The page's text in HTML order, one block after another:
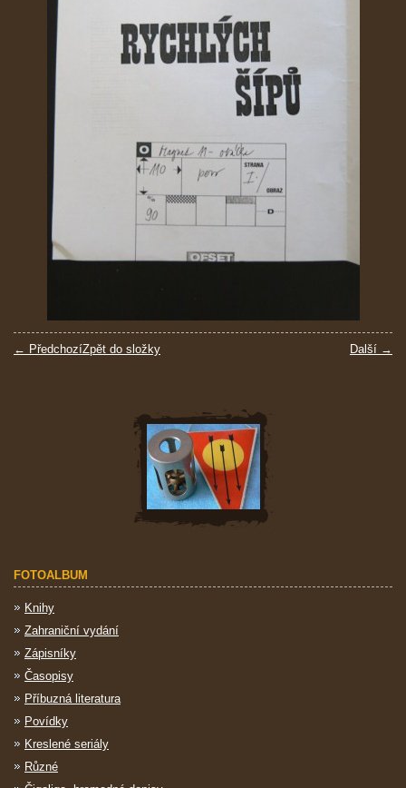
← Předchozí Další →
Zpět do složky
FOTOALBUM
Knihy
Zahraniční vydání
Zápisníky
Časopisy
Příbuzná literatura
Povídky
Kreslené seriály
Různé